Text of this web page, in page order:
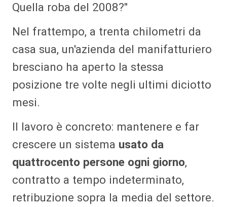
Quella roba del 2008?"
Nel frattempo, a trenta chilometri da
casa sua, un'azienda del manifatturiero
bresciano ha aperto la stessa
posizione tre volte negli ultimi diciotto
mesi.
Il lavoro è concreto: mantenere e far
crescere un sistema usato da
quattrocento persone ogni giorno,
contratto a tempo indeterminato,
retribuzione sopra la media del settore.